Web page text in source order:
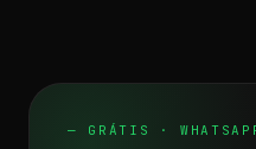
— GRÁTIS ·